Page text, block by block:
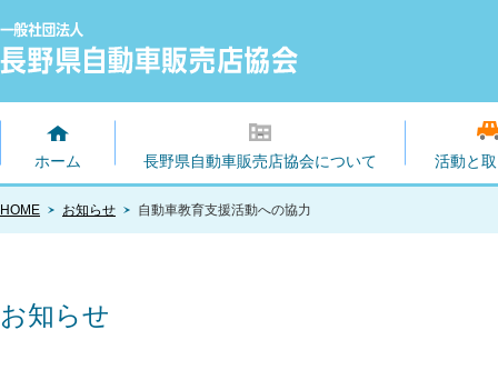
ホーム 長野県自動車販売店協会について 活動と
HOME お知らせ 自動車教育支援活動への協力
お知らせ